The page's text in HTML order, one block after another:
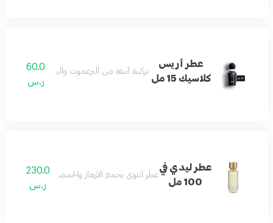
عطر أريس
كلاسيك 15 مل
تركيبة أنيقة من البرغموت والياسمين تنتهي
60.0
ر.س
عطر ليدي في
100 مل
عطر أنثوي يجمع الأزهار والحمضيات مع المسك
230.0
ر.س